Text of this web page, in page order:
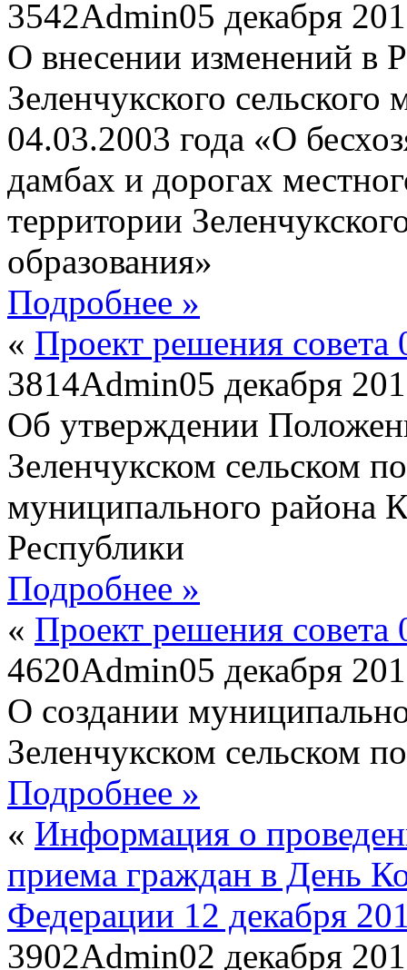
3542Admin05 декабря
О внесении изменений в
Зеленчукского
04.03.2003 года «О
дамбах и дорогах
территории
образования»
Подробнее »
« Проект решения совета
3814Admin05 декабря
Об утверждении
Зеленчукском сельском
муниципального района
Республики
Подробнее »
« Проект решения совета
4620Admin05 декабря
О создании
Зеленчукском сельском
Подробнее »
« Информация о
приема граждан в День
Федерации 12 декабря
3902Admin02 декабря